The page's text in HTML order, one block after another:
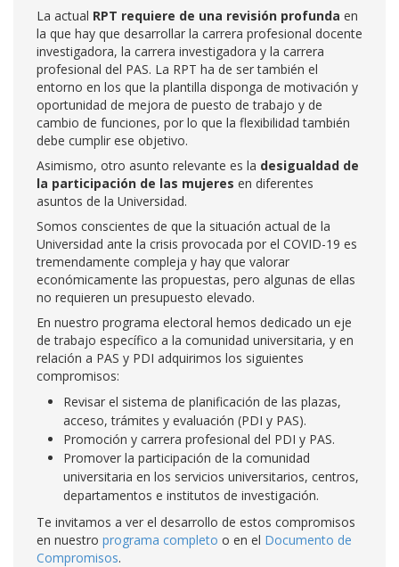
La actual RPT requiere de una revisión profunda en
la que hay que desarrollar la carrera profesional docente
investigadora, la carrera investigadora y la carrera
profesional del PAS. La RPT ha de ser también el
entorno en los que la plantilla disponga de motivación y
oportunidad de mejora de puesto de trabajo y de
cambio de funciones, por lo que la flexibilidad también
debe cumplir ese objetivo.
Asimismo, otro asunto relevante es la desigualdad de
la participación de las mujeres en diferentes
asuntos de la Universidad.
Somos conscientes de que la situación actual de la
Universidad ante la crisis provocada por el COVID-19 es
tremendamente compleja y hay que valorar
económicamente las propuestas, pero algunas de ellas
no requieren un presupuesto elevado.
En nuestro programa electoral hemos dedicado un eje
de trabajo específico a la comunidad universitaria, y en
relación a PAS y PDI adquirimos los siguientes
compromisos:
Revisar el sistema de planificación de las plazas,
acceso, trámites y evaluación (PDI y PAS).
Promoción y carrera profesional del PDI y PAS.
Promover la participación de la comunidad
universitaria en los servicios universitarios, centros,
departamentos e institutos de investigación.
Te invitamos a ver el desarrollo de estos compromisos
en nuestro programa completo o en el Documento de
Compromisos.